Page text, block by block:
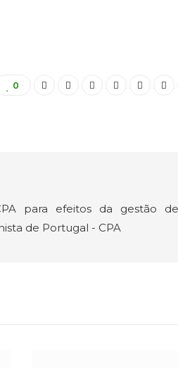
0
para efeitos da gestão de
de Portugal - CPA